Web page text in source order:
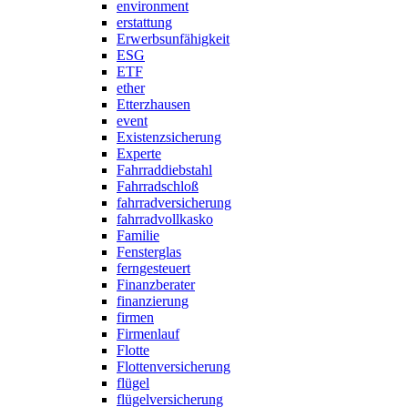
environment
erstattung
Erwerbsunfähigkeit
ESG
ETF
ether
Etterzhausen
event
Existenzsicherung
Experte
Fahrraddiebstahl
Fahrradschloß
fahrradversicherung
fahrradvollkasko
Familie
Fensterglas
ferngesteuert
Finanzberater
finanzierung
firmen
Firmenlauf
Flotte
Flottenversicherung
flügel
flügelversicherung